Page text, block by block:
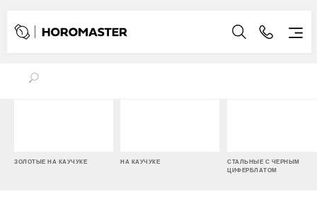
ЗОЛОТЫЕ НА КАУЧУКЕ НА КАУЧУКЕ
СТАЛЬНЫЕ С ЧЕРНЫМ
ЦИФЕРБЛАТОМ